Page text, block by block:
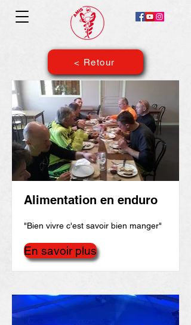
< Retour
Alimentation en enduro
"Bien vivre c'est savoir bien manger"
En savoir plus